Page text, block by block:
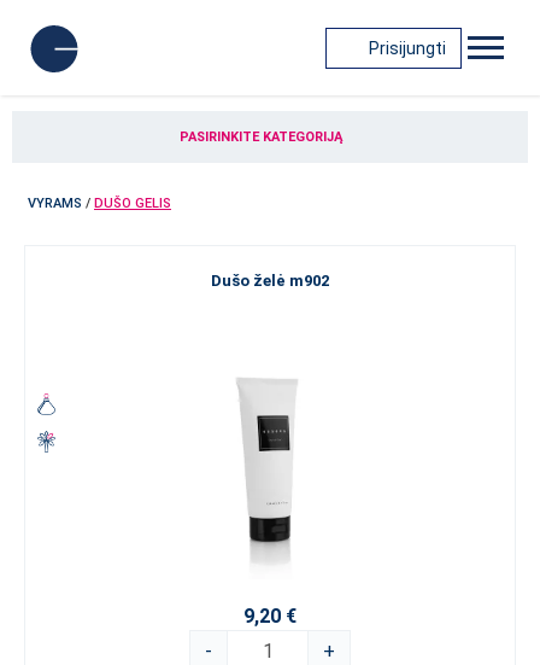
Prisijungti
PASIRINKITE KATEGORIJĄ
VYRAMS / DUŠO GELIS
Dušo želė m902
9,20 €
-
+